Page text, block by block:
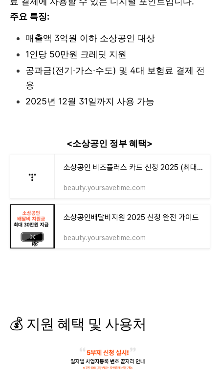
주요 특징:
매출액 3억원 이하 소상공인 대상
1인당 50만원 크레딧 지원
공과금(전기·가스·수도) 및 4대 보험료 결제 전
용
2025년 12월 31일까지 사용 가능
<소상공인 정부 혜택>
소상공인 비즈플러스 카드 신청 2025 (최대 1000만원 혜택)
beauty.yoursavetime.com
소상공인배달비지원 2025 신청 완전 가이드
beauty.yoursavetime.com
💰 지원 혜택 및 사용처